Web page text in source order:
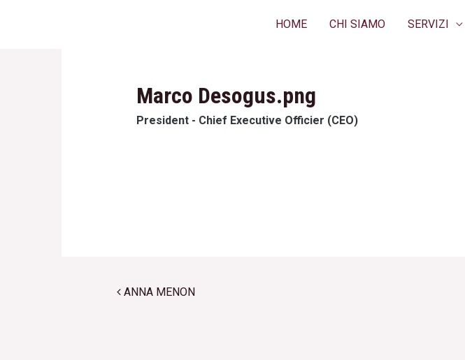
HOME CHI SIAMO SERVIZI
Marco Desogus.png
President - Chief Executive Officier (CEO)
Post navigation
ANNA MENON